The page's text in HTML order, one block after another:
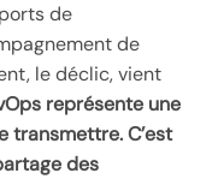
de
de
le déclic, vient
représente une
transmettre. C’est
des